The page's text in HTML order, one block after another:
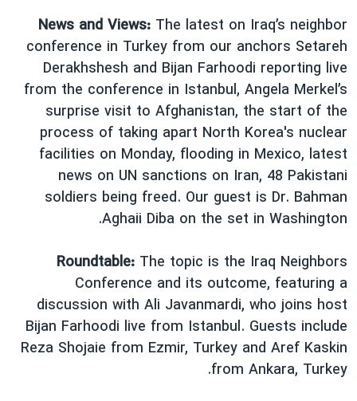
به
جستجو
گزیده‌ها
ویژه برنامه‌ها
ویدیوها
فرهنگ و زندگی
حقوق شهروندی
اقتصادی
علم و فناوری
اسرائیل در جنگ
آرشیو پخش زنده
عملیات خشم حماسی
۲۵۰سالگی آمریکا
بایگانی برنامه‌های تلویزیونی
مستندها
انتخابات ریاست جمهوری آمریکا ۲۰۲۴
حمله جمهوری اسلامی به اسرائیل
رمز مهسا
ورزش زنان در ایران
مجموعه مستندهای دادخواهی
تریبونال مردمی آبان ۹۸
دادگاه حمید نوری
چهل سال گروگان‌گیری
پخش رادیویی
یادگیری زبان انگلیسی
دنبال کنید
زبانهای مختلف
News and Views: The latest on Iraq’s neighbor
conference in Turkey from our anchors Setareh
Derakhshesh and Bijan Farhoodi reporting live
from the conference in Istanbul, Angela Merkel’s
surprise visit to Afghanistan, the start of the
process of taking apart North Korea's nuclear
facilities on Monday, flooding in Mexico, latest
news on UN sanctions on Iran, 48 Pakistani
soldiers being freed. Our guest is Dr. Bahman
Aghaii Diba on the set in Washington.
Roundtable: The topic is the Iraq Neighbors
Conference and its outcome, featuring a
discussion with Ali Javanmardi, who joins host
Bijan Farhoodi live from Istanbul. Guests include
Reza Shojaie from Ezmir, Turkey and Aref Kaskin
from Ankara, Turkey.